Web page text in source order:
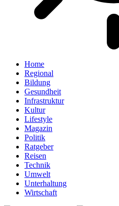
Home
Regional
Bildung
Gesundheit
Infrastruktur
Kultur
Lifestyle
Magazin
Politik
Ratgeber
Reisen
Technik
Umwelt
Unterhaltung
Wirtschaft